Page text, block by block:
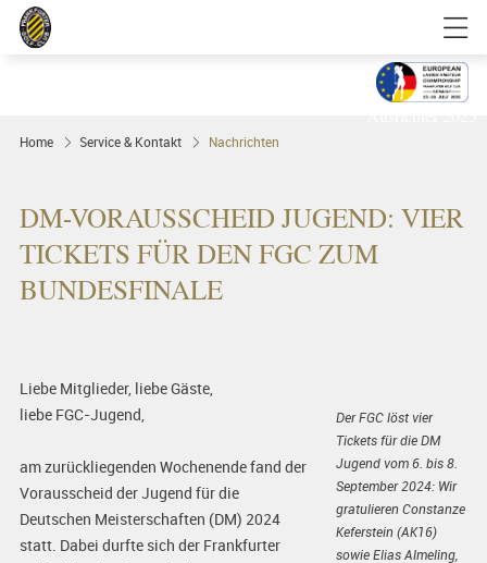
Home Service & Kontakt Nachrichten
DM-VORAUSSCHEID JUGEND: VIER
TICKETS FÜR DEN FGC ZUM
BUNDESFINALE
Liebe Mitglieder, liebe Gäste,
liebe FGC-Jugend,
am zurückliegenden Wochenende fand der
Vorausscheid der Jugend für die
Deutschen Meisterschaften (DM) 2024
statt. Dabei durfte sich der Frankfurter
Der FGC löst vier
Tickets für die DM
Jugend vom 6. bis 8.
September 2024: Wir
gratulieren Constanze
Keferstein (AK16)
sowie Elias Almeling,